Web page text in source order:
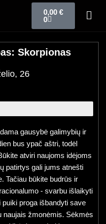
0,00 €
0
Skorpionas
26
gausybė galimybių ir
bus ypač aštri, todėl
atviri naujoms idėjoms
patirtys gali jums atnešti
Tačiau būkite budrūs ir
- svarbu išlaikyti
proga išbandyti save
naujais žmonėmis. Sėkmės